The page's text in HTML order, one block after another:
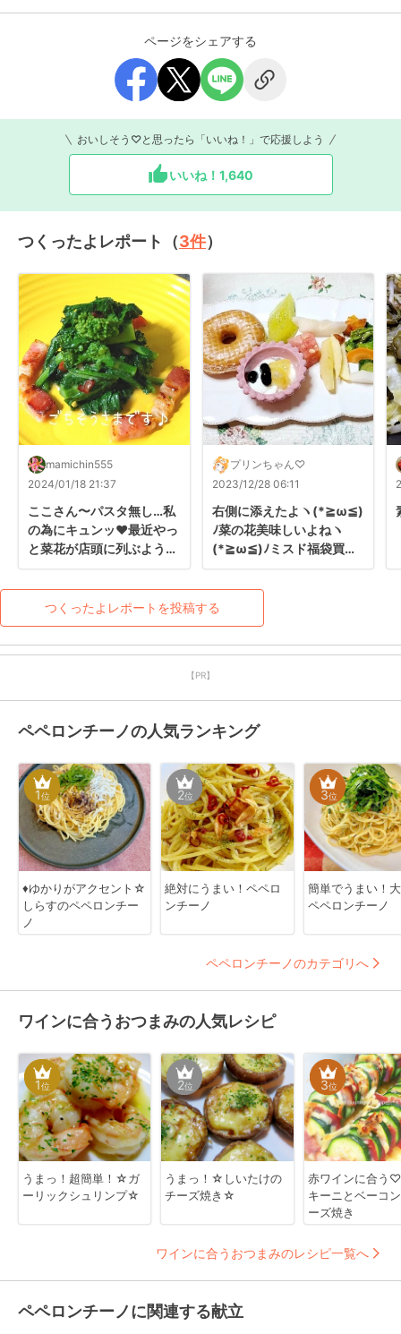
ページをシェアする
おいしそう♡と思ったら「いいね！」で応援しよう
いいね！ 1,640
つくったよレポート（3件）
mamichin555
2024/01/18 21:37
ここさん〜パスタ無し…私
の為にキュンッ♥最近やっ
と菜花が店頭に列ぶように
り切って作るも茄子忘れ盛
り付け創作料理にwスンマ
セン(;´ｰ`)
プリンちゃん♡
2023/12/28 06:11
右側に添えたよヽ(*≧ω≦)
ﾉ菜の花美味しいよねヽ
(*≧ω≦)ﾉミスド福袋買っ
醇ショコラドーナツも美味
しかったよヽ(*≧ω≦)ﾉ❤️
つくったよレポートを投稿する
【PR】
ペペロンチーノの人気ランキング
1位
♦️ゆかりがアクセント☆
しらすのペペロンチー
ノ
2位
絶対にうまい！ペペロ
ンチーノ
3位
簡単でうまい！
ペペロンチーノ
ペペロンチーノのカテゴリへ
ワインに合うおつまみの人気レシピ
1位
うまっ！超簡単！☆ガ
ーリックシュリンプ☆
2位
うまっ！☆しいたけの
チーズ焼き☆
3位
赤ワインに合う
キーニとベーコ
ーズ焼き
ワインに合うおつまみのレシピ一覧へ
ペペロンチーノに関連する献立